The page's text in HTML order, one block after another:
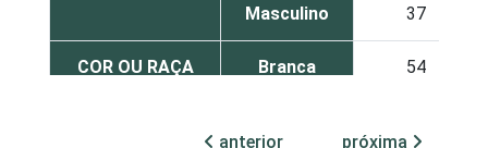
Masculino 37
COR OU RAÇA Branca 54
anterior próxima